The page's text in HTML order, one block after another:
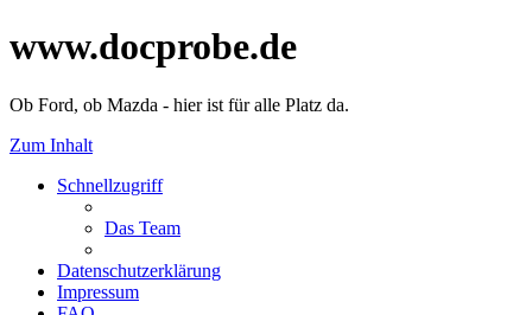
www.docprobe.de
Ob Ford, ob Mazda - hier ist für alle Platz da.
Zum Inhalt
Schnellzugriff
Das Team
Datenschutzerklärung
Impressum